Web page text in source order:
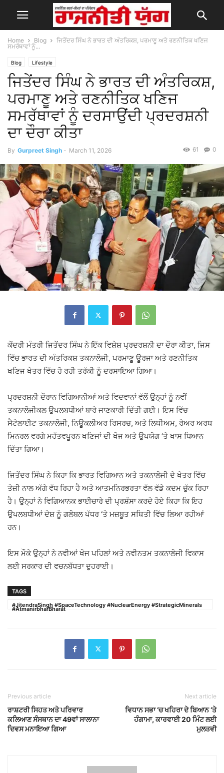
Home Blog
ਜਿਤੇਂਦਰ ਸਿੰਘ ਨੇ ਭਾਰਤ ਦੀ ਅੰਤਰਿਕਸ਼, ਪਰਮਾਣੂ ਅਤੇ ਰਣਨੀਤਿਕ ਖਣਿਜ
ਸਮਰੱਥਾਵਾਂ ਨੂੰ...
Blog Lifestyle
ਜਿਤੇਂਦਰ ਸਿੰਘ ਨੇ ਭਾਰਤ ਦੀ ਅੰਤਰਿਕਸ਼,
ਪਰਮਾਣੂ ਅਤੇ ਰਣਨੀਤਿਕ ਖਣਿਜ
ਸਮਰੱਥਾਵਾਂ ਨੂੰ ਦਰਸਾਉਂਦੀ ਪ੍ਰਦਰਸ਼ਨੀ
ਦਾ ਦੌਰਾ ਕੀਤਾ
By Gurpreet Singh - March 11, 2026 0
61
ਕੇਂਦਰੀ ਮੰਤਰੀ ਜਿਤੇਂਦਰ ਸਿੰਘ ਨੇ ਇੱਕ ਵਿਸ਼ੇਸ਼ ਪ੍ਰਦਰਸ਼ਨੀ ਦਾ ਦੌਰਾ ਕੀਤਾ, ਜਿਸ
ਵਿੱਚ ਭਾਰਤ ਦੀ ਅੰਤਰਿਕਸ਼ ਤਕਨਾਲੋਜੀ, ਪਰਮਾਣੂ ਊਰਜਾ ਅਤੇ ਰਣਨੀਤਿਕ
ਖਣਿਜ ਖੇਤਰ ਵਿੱਚ ਹੋ ਰਹੀ ਤਰੱਕੀ ਨੂੰ ਦਰਸਾਇਆ ਗਿਆ।
ਪ੍ਰਦਰਸ਼ਨੀ ਦੌਰਾਨ ਵਿਗਿਆਨੀਆਂ ਅਤੇ ਵਿਦਵਾਨਾਂ ਵੱਲੋਂ ਉਨ੍ਹਾਂ ਨੂੰ ਨਵੀਂ
ਤਕਨਾਲੋਜੀਕਲ ਉਪਲਬਧੀਆਂ ਬਾਰੇ ਜਾਣਕਾਰੀ ਦਿੱਤੀ ਗਈ। ਇਸ ਵਿੱਚ
ਸੈਟੇਲਾਈਟ ਤਕਨਾਲੋਜੀ, ਨਿਊਕਲੀਅਰ ਰਿਸਰਚ, ਅਤੇ ਲਿਥੀਅਮ, ਰੇਅਰ ਅਰਥ
ਮਿਨਰਲ ਵਰਗੇ ਮਹੱਤਵਪੂਰਨ ਖਣਿਜਾਂ ਦੀ ਖੋਜ ਅਤੇ ਉਪਯੋਗ ‘ਤੇ ਖਾਸ ਧਿਆਨ
ਦਿੱਤਾ ਗਿਆ।
ਜਿਤੇਂਦਰ ਸਿੰਘ ਨੇ ਕਿਹਾ ਕਿ ਭਾਰਤ ਵਿਗਿਆਨ ਅਤੇ ਤਕਨਾਲੋਜੀ ਦੇ ਖੇਤਰ ਵਿੱਚ
ਤੇਜ਼ੀ ਨਾਲ ਅੱਗੇ ਵੱਧ ਰਿਹਾ ਹੈ ਅਤੇ ਆਤਮਨਿਰਭਰਤਾ ਵੱਲ ਵੱਡੇ ਕਦਮ ਚੁੱਕ ਰਿਹਾ
ਹੈ। ਉਨ੍ਹਾਂ ਨੇ ਵਿਗਿਆਨਕ ਭਾਈਚਾਰੇ ਦੀ ਪ੍ਰਸ਼ੰਸਾ ਕਰਦੇ ਹੋਏ ਕਿਹਾ ਕਿ ਇਹ
ਉਪਲਬਧੀਆਂ ਦੇਸ਼ ਨੂੰ ਗਲੋਬਲ ਪੱਧਰ ‘ਤੇ ਮਜ਼ਬੂਤ ਸਥਿਤੀ ਵਿੱਚ ਲਿਆ ਰਹੀਆਂ
ਹਨ।
ਇਸ ਮੌਕੇ ਉਨ੍ਹਾਂ ਨੇ ਨਵੀਆਂ ਖੋਜ ਪਹਿਲਾਂ ਅਤੇ ਨਵੀਨਤਮ ਤਕਨਾਲੋਜੀ ਵਿਕਾਸ
ਲਈ ਸਰਕਾਰ ਦੀ ਵਚਨਬੱਧਤਾ ਦੁਹਰਾਈ।
TAGS
#JitendraSingh #SpaceTechnology #NuclearEnergy #StrategicMinerals
#AtmanirbharBharat
Previous article
ਰਾਸ਼ਟਰੀ ਸਿਹਤ ਅਤੇ ਪਰਿਵਾਰ
ਕਲਿਆਣ ਸੰਸਥਾਨ ਦਾ 49ਵਾਂ ਸਾਲਾਨਾ
ਦਿਵਸ ਮਨਾਇਆ ਗਿਆ
Next article
ਵਿਧਾਨ ਸਭਾ ‘ਚ ਖਹਿਰਾ ਦੇ ਬਿਆਨ ‘ਤੇ
ਹੰਗਾਮਾ, ਕਾਰਵਾਈ 20 ਮਿੰਟ ਲਈ
ਮੁਲਤਵੀ